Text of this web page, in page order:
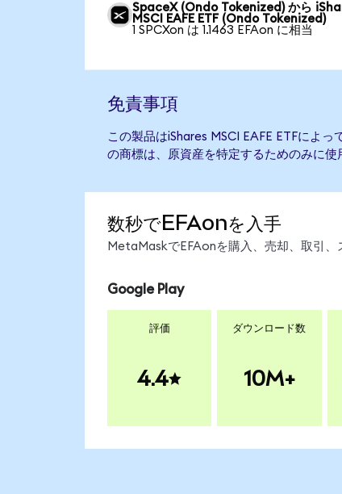
SpaceX (Ondo Tokenized) から
MSCI EAFE ETF (Ondo Tokenized)
1 SPCXon は 1.1463 EFAon に相当
免責事項
この製品はiShares MSCI EAFE ETFによ
の商標は、原資産を特定するためのみに使
数秒でEFAonを入手
MetaMaskでEFAonを購入、売却、取引、
Google Play
評価
4.4
ダウンロード数
10M+